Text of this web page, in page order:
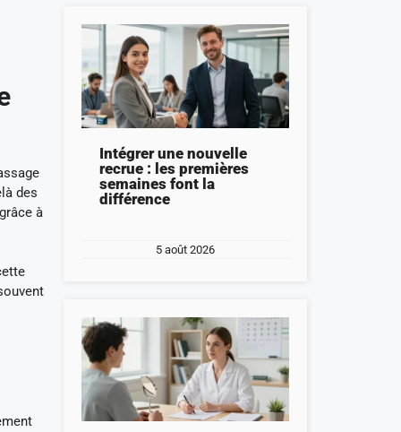
des
à
Intégrer une nouvelle
recrue : les premières
semaines font la
différence
5 août 2026